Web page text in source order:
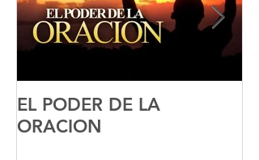
EL PODER DE LA
ORACION